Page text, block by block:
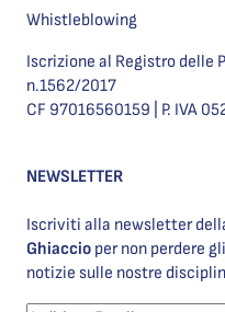
Whistleblowing
Iscrizione al Registro delle
n.1562/2017
CF 97016560159 | P. IVA
NEWSLETTER
Iscriviti alla newsletter
Ghiaccio per non perdere
notizie sulle nostre